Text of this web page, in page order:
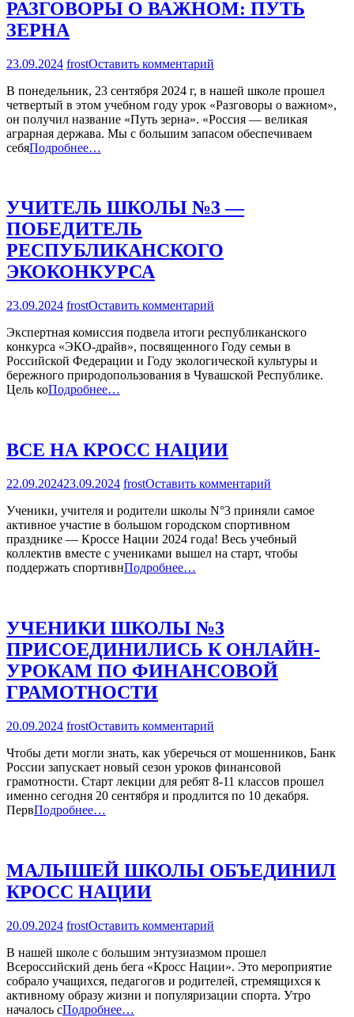
РАЗГОВОРЫ О ВАЖНОМ: ПУТЬ
ЗЕРНА
23.09.2024 frostОставить комментарий
О
ВАЖНОМ:
ПУТЬ
ЗЕРНА
В понедельник, 23 сентября 2024 г, в нашей школе прошел
четвертый в этом учебном году урок «Разговоры о важном»,
он получил название «Путь зерна». «Россия — великая
аграрная держава. Мы с большим запасом обеспечиваем
себяПодробнее…
УЧИТЕЛЬ ШКОЛЫ №3 —
ПОБЕДИТЕЛЬ
РЕСПУБЛИКАНСКОГО
ЭКОКОНКУРСА
23.09.2024 frostОставить комментарий
ШКОЛЫ
№3
—
ПОБЕДИТЕЛЬ
Экспертная комиссия подвела итоги республиканского
конкурса «ЭКО-драйв», посвященного Году семьи в
Российской Федерации и Году экологической культуры и
бережного природопользования в Чувашской Республике.
Цель коПодробнее…
ВСЕ НА КРОСС НАЦИИ
22.09.202423.09.2024 frostОставить комментарий
НА
КРОСС
НАЦИИ
Ученики, учителя и родители школы N°3 приняли самое
активное участие в большом городском спортивном
празднике — Кроссе Нации 2024 года! Весь учебный
коллектив вместе с учениками вышел на старт, чтобы
поддержать спортивнПодробнее…
УЧЕНИКИ ШКОЛЫ №3
ПРИСОЕДИНИЛИСЬ К ОНЛАЙН-
УРОКАМ ПО ФИНАНСОВОЙ
ГРАМОТНОСТИ
20.09.2024 frostОставить комментарий
ШКОЛЫ
№3
ПРИСОЕДИНИЛИСЬ
К
ГРАМОТНОСТИ
Чтобы дети могли знать, как уберечься от мошенников, Банк
России запускает новый сезон уроков финансовой
грамотности. Старт лекции для ребят 8-11 классов прошел
именно сегодня 20 сентября и продлится по 10 декабря.
ПервПодробнее…
МАЛЫШЕЙ ШКОЛЫ ОБЪЕДИНИЛ
КРОСС НАЦИИ
20.09.2024 frostОставить комментарий
ШКОЛЫ
ОБЪЕДИНИЛ
КРОСС
НАЦИИ
В нашей школе с большим энтузиазмом прошел
Всероссийский день бега «Кросс Нации». Это мероприятие
собрало учащихся, педагогов и родителей, стремящихся к
активному образу жизни и популяризации спорта. Утро
началось сПодробнее…